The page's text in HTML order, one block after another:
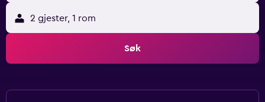
2 gjester, 1 rom
Søk